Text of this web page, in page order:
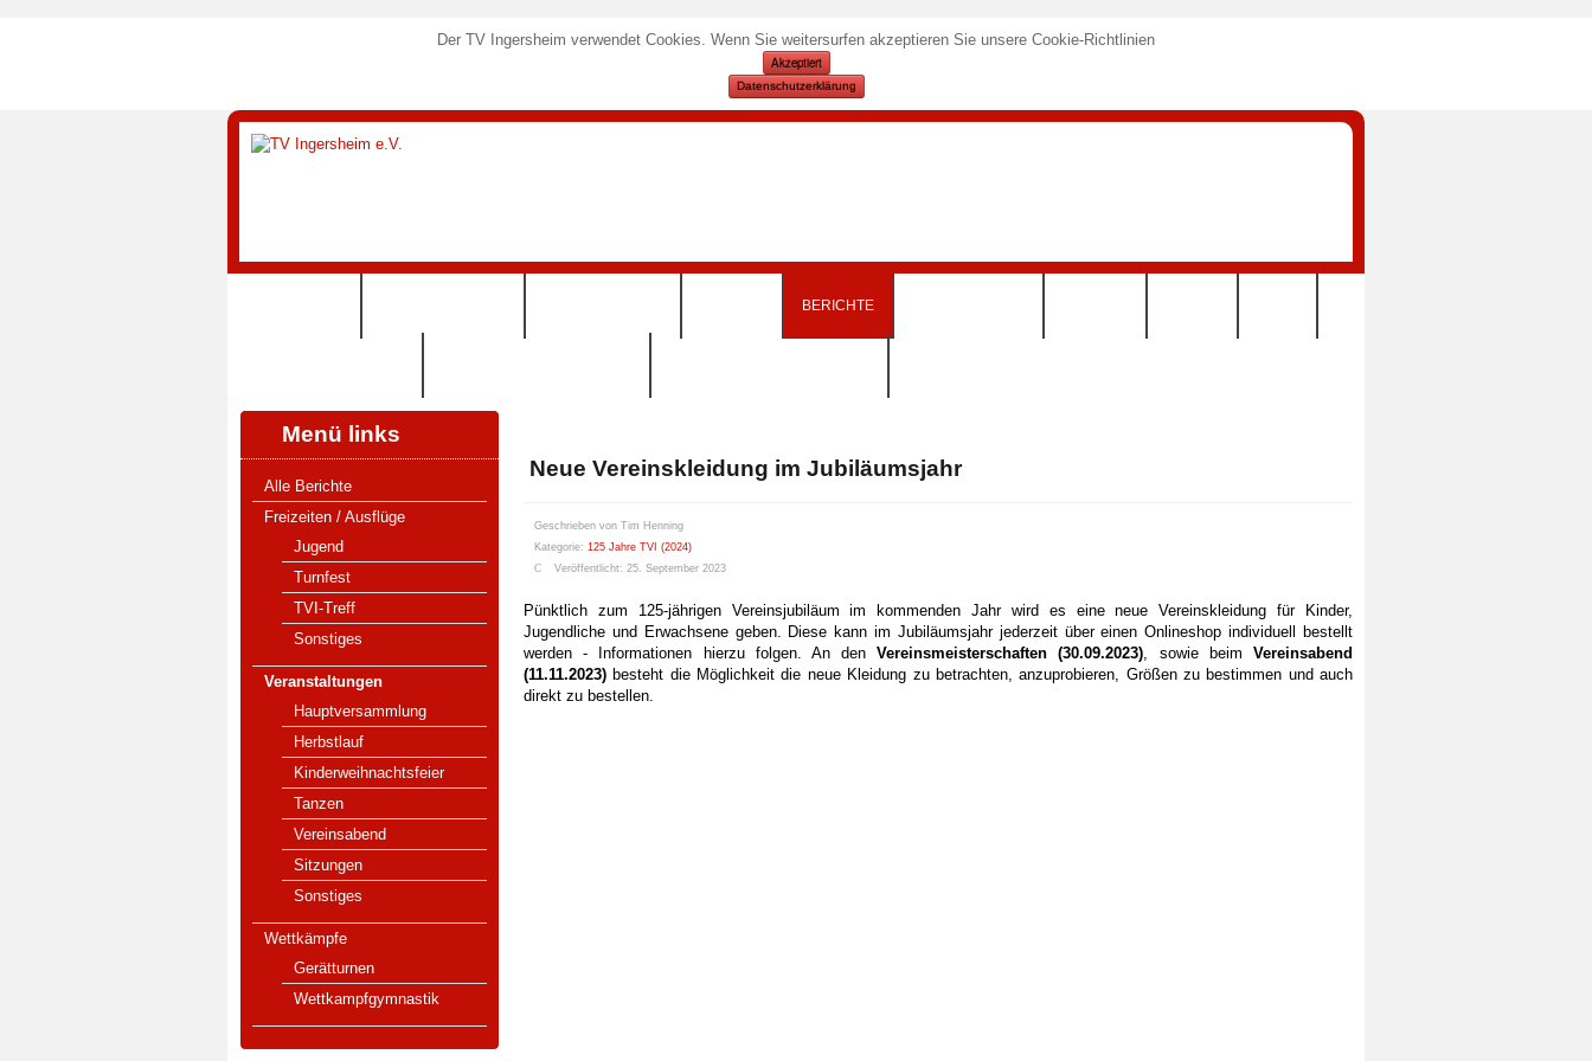
Der TV Ingersheim verwendet Cookies. Wenn Sie weitersurfen akzeptieren Sie unsere Cookie-Richtlinien
Akzeptiert
Datenschutzerklärung
BERICHTE
Menü links
Alle Berichte
Freizeiten / Ausflüge
Jugend
Turnfest
TVI-Treff
Sonstiges
Veranstaltungen
Hauptversammlung
Herbstlauf
Kinderweihnachtsfeier
Tanzen
Vereinsabend
Sitzungen
Sonstiges
Wettkämpfe
Gerätturnen
Wettkampfgymnastik
Neue Vereinskleidung im Jubiläumsjahr
Geschrieben von Tim Henning
Kategorie: 125 Jahre TVI (2024)
Veröffentlicht: 25. September 2023
Pünktlich zum 125-jährigen Vereinsjubiläum im kommenden Jahr wird es eine neue Vereinskleidung für Kinder,
Jugendliche und Erwachsene geben. Diese kann im Jubiläumsjahr jederzeit über einen Onlineshop individuell bestellt
werden - Informationen hierzu folgen. An denVereinsmeisterschaften (30.09.2023) , sowie beimVereinsabend
(11.11.2023) besteht die Möglichkeit die neue Kleidung zu betrachten, anzuprobieren, Größen zu bestimmen und auch
direkt zu bestellen.